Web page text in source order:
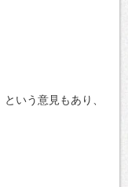
という意見もあり、